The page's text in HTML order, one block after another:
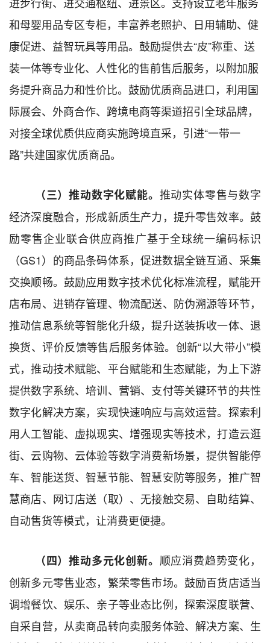
和母婴用品专区专柜，丰富养老照护、日用辅助、健
康促进、益智玩具等用品。鼓励提供去“皮”称重、送
装一体等专业化、人性化的售前售后服务，以附加服
务提升商品力和性价比。鼓励优质商品进口，利用国
际展会、外商合作、跨境电商等渠道招引全球品牌，
对接全球优质供应商实施跨境直采，引进“一带一
路”共建国家优质商品。
（三）推动数字化赋能。 推动实体零售与数字
经济深度融合，形成新质生产力，提升零售效率。鼓
励零售企业联合供应商推广基于全球统一编码标识
（GS1）的商品条码体系，促进数据全链互通、采集
交换顺畅。鼓励应用数字技术优化标准流程，赋能开
店布局、进销存管理、物流配送、防伪溯源等环节，
推动信息系统等智能化升级，提升送装拆收一体、退
换货、评价反馈等售后服务体验。创新“以大带小”模
式，推动技术赋能、平台赋能和生态赋能，为上下游
提供数字系统、培训、营销、支付等关键环节的共性
数字化解决方案，实现快速响应与高效运营。探索利
用人工智能、虚拟现实、增强现实等技术，打造云逛
街、云购物、云体验等数字消费新场景，提供智能停
车、智能送货、智慧节能、智慧安防等服务，推广智
慧商店、网订店送（取）、无接触交易、自助结算、
自动售货等模式，让消费更便捷。
（四）推动多元化创新。 顺应消费趋势变化，
创新多元零售业态，繁荣零售市场。鼓励百货店适当
调增餐饮、娱乐、亲子等业态比例，探索深度联营、
自采自营，从卖商品转向卖服务体验、解决方案、生